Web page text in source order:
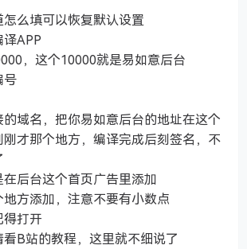
么填可以恢复默认设置
APP
，这个10000就是易如意后台
号
域名，把你易如意后台的地址在这个
才那个地方，编译完成后刻签名，不
后台这个首页广告里添加
方添加，注意不要有小数点
打开
B站的教程，这里就不细说了